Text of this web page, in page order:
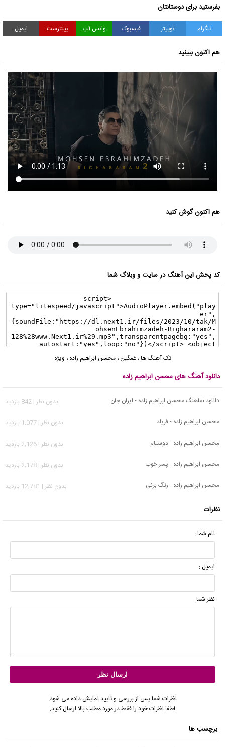
بفرستید برای دوستانتان
تلگرام توییتر فیسبوک واتس آپ پینترست ایمیل
هم اکنون ببینید
هم اکنون گوش کنید
کد پخش این آهنگ در سایت و وبلاگ شما
تک آهنگ ها،غمگین ،محسن ابراهیم زاده ، ویژه
دانلود آهنگ های محسن ابراهیم زاده
دانلود نماهنگ محسن ابراهیم زاده - ایران جان
بدون نظر | 842 بازدید
محسن ابراهیم زاده - فریاد
بدون نظر | 1,077 بازدید
محسن ابراهیم زاده - دوستام
بدون نظر | 2,126 بازدید
محسن ابراهیم زاده - پسر خوب
بدون نظر | 2,178 بازدید
محسن ابراهیم زاده - زنگ بزنی
بدون نظر | 12,781 بازدید
نظرات
نام شما :
ایمیل :
نظر شما:
نظرات شما پس از بررسی و تایید نمایش داده می شود.
لطفا نظرات خود را فقط در مورد مطلب بالا ارسال کنید.
برچسب ها